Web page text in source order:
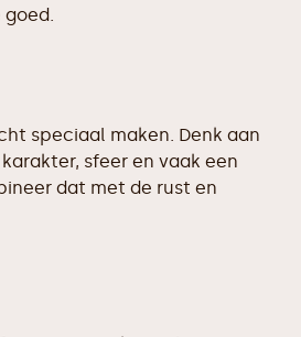
speciaal maken. Denk aan
sfeer en vaak een
dat met de rust en